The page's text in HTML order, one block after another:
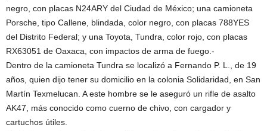
negro, con placas N24ARY del Ciudad de México; una camioneta
Porsche, tipo Callene, blindada, color negro, con placas 788YES
del Distrito Federal; y una Toyota, Tundra, color rojo, con placas
RX63051 de Oaxaca, con impactos de arma de fuego.-
Dentro de la camioneta Tundra se localizó a Fernando P. L., de 19
años, quien dijo tener su domicilio en la colonia Solidaridad, en San
Martín Texmelucan. A este hombre se le aseguró un rifle de asalto
AK47, más conocido como cuerno de chivo, con cargador y
cartuchos útiles.